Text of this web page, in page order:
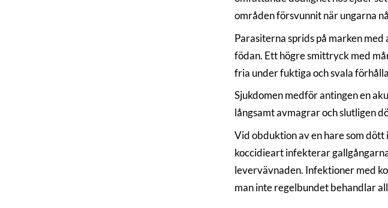
områden försvunnit när ungarna
Parasiterna sprids på marken
födan. Ett högre smittryck med
fria under fuktiga och svala
Sjukdomen medför antingen en
långsamt avmagrar och slutligen
Vid obduktion av en hare som
koccidieart infekterar
levervävnaden. Infektioner med
man inte regelbundet behandlar